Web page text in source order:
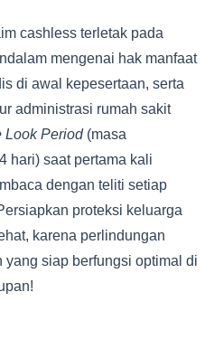
cashless terletak pada
mengenai hak manfaat
di awal kepesertaan, serta
administrasi rumah sakit
Look Period(masa
hari) saat pertama kali
dengan teliti setiap
proteksi keluarga
karena perlindungan
siap berfungsi optimal di